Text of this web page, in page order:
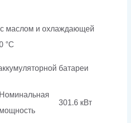
с маслом и охлаждающей
°C
батареи
Номинальная
мощность
301.6 кВт